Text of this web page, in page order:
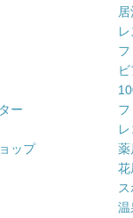
ー
ップ